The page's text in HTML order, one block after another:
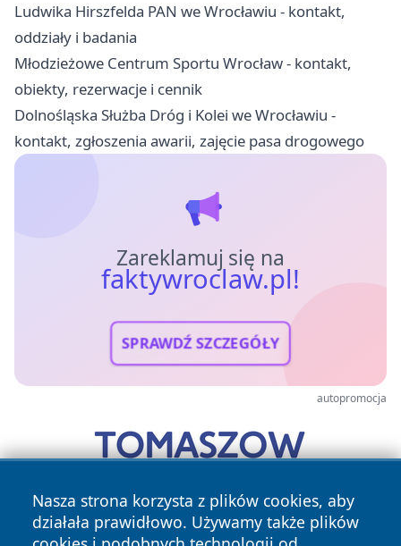
Ludwika Hirszfelda PAN we Wrocławiu - kontakt,
oddziały i badania
Młodzieżowe Centrum Sportu Wrocław - kontakt,
obiekty, rezerwacje i cennik
Dolnośląska Służba Dróg i Kolei we Wrocławiu -
kontakt, zgłoszenia awarii, zajęcie pasa drogowego
Zareklamuj się na
faktywroclaw.pl!
SPRAWDŹ SZCZEGÓŁY
autopromocja
Nasza strona korzysta z plików cookies, aby
działała prawidłowo. Używamy także plików